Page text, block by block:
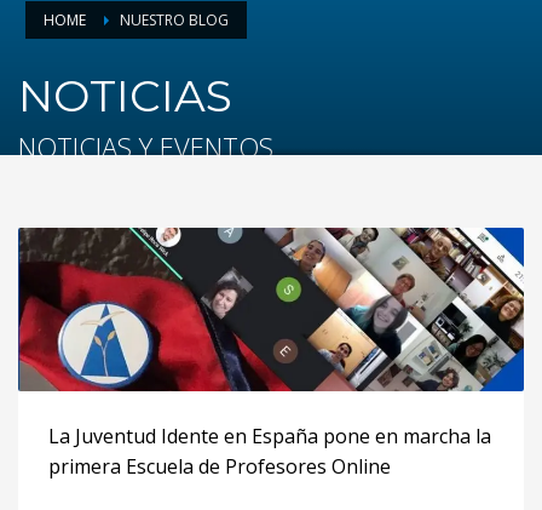
HOME NUESTRO BLOG
NOTICIAS
NOTICIAS Y EVENTOS
La Juventud Idente en España pone en marcha la
primera Escuela de Profesores Online